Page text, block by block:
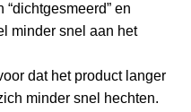
en
minder snel aan het
dat het product langer
minder snel hechten.